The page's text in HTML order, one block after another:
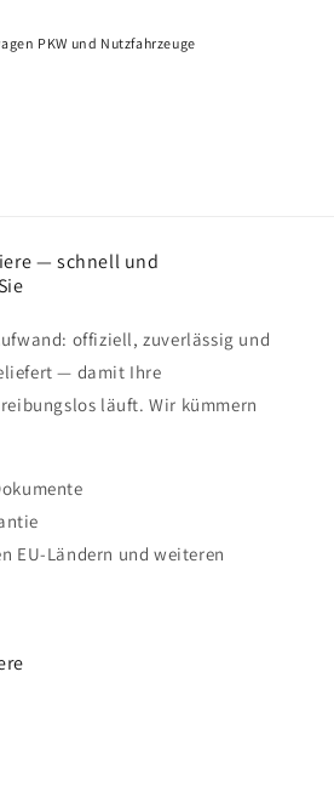
PKW und Nutzfahrzeuge
— schnell und
offiziell, zuverlässig und
— damit Ihre
läuft. Wir kümmern
EU-Ländern und weiteren